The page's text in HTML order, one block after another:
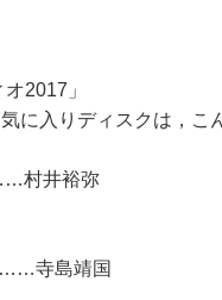
2017」
に入りディスクは，
村井裕弥
寺島靖国